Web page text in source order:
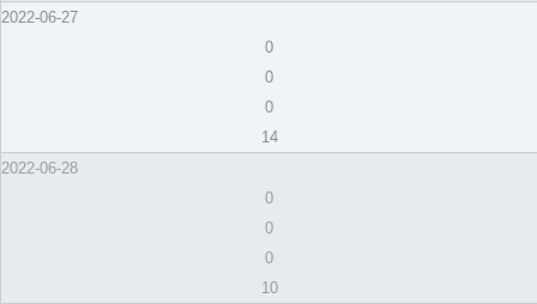
2022-06-27
0
0
0
14
2022-06-28
0
0
0
10